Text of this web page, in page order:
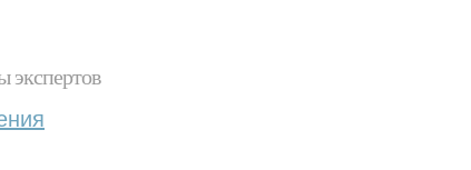
экспертов